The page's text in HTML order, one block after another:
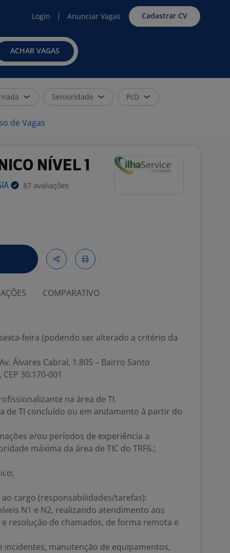
Login Anunciar Vagas Cadastrar CV
ACHAR VAGAS
Senioridade PcD
de Vagas
NÍVEL 1
87 avaliações
COMPARATIVO
feira (podendo ser alterado a critério da
Álvares Cabral, 1.805 – Bairro Santo
30.170-001
na área de TI.
de TI concluído ou em andamento à partir do
e/ou períodos de experiência a
máxima da área de TIC do TRF6.;
cargo (responsabilidades/tarefas):
N1 e N2, realizando atendimento aos
resolução de chamados, de forma remota e
incidentes, manutenção de equipamentos,